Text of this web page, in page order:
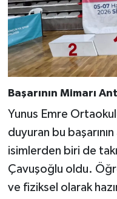
Başarının Mimarı
Yunus Emre
duyuran bu
isimlerden biri de
Çavuşoğlu oldu.
ve fiziksel olarak